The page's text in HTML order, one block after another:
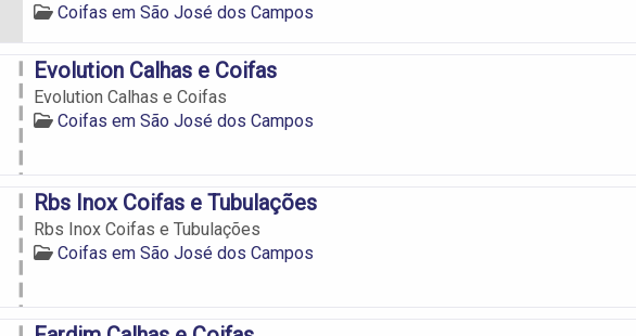
Coifas em São José dos Campos
Evolution Calhas e Coifas
Evolution Calhas e Coifas
Coifas em São José dos Campos
Rbs Inox Coifas e Tubulações
Rbs Inox Coifas e Tubulações
Coifas em São José dos Campos